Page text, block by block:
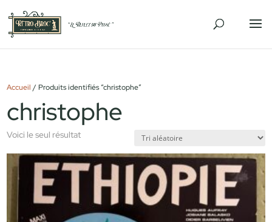
Accueil / Produits identifiés “christophe”
christophe
Voici le seul résultat